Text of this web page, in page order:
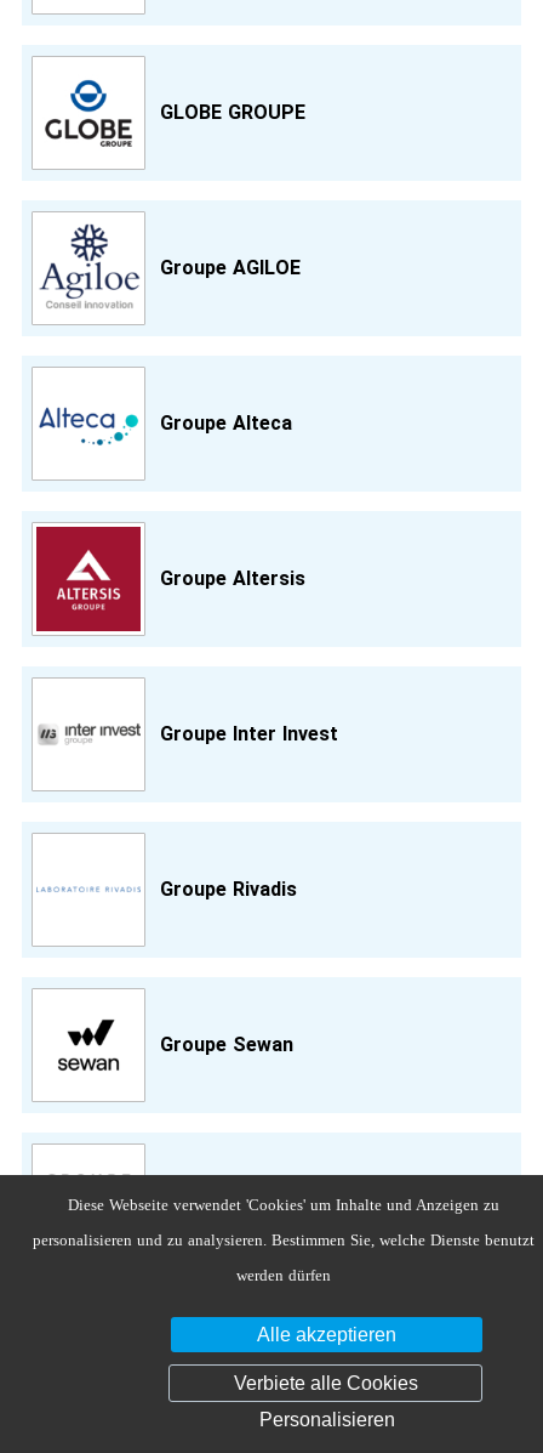
GLOBE GROUPE
Groupe AGILOE
Groupe Alteca
Groupe Altersis
Groupe Inter Invest
Groupe Rivadis
Groupe Sewan
Groupe Softway Medical
HalioDX
Diese Webseite verwendet 'Cookies' um Inhalte und Anzeigen zu
personalisieren und zu analysieren. Bestimmen Sie, welche Dienste benutzt
werden dürfen
Alle akzeptieren
Verbiete alle Cookies
Personalisieren